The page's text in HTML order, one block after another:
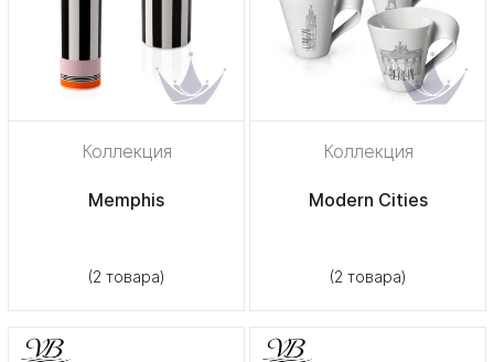
Коллекция
Memphis
(2 товара)
Коллекция
Modern Cities
(2 товара)